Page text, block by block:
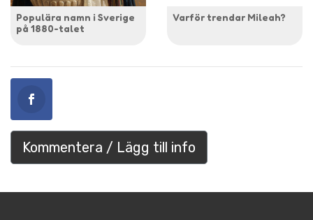
Populära namn i Sverige
på 1880-talet
Varför trendar Mileah?
Kommentera / Lägg till info